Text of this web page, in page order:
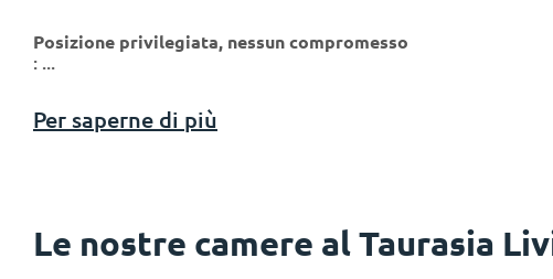
Posizione privilegiata, nessun compromesso
: ...
Per saperne di più
Le nostre camere al Taurasia